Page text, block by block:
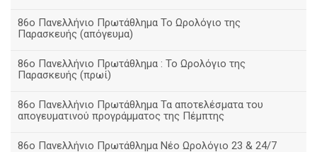
86ο Πανελλήνιο Πρωτάθλημα Το Ωρολόγιο της
Παρασκευής (απόγευμα)
86ο Πανελλήνιο Πρωτάθλημα : Το Ωρολόγιο της
Παρασκευής (πρωί)
86ο Πανελλήνιο Πρωτάθλημα Τα αποτελέσματα του
απογευματινού προγράμματος της Πέμπτης
86ο Πανελλήνιο Πρωτάθλημα Νέο Ωρολόγιο 23 & 24/7